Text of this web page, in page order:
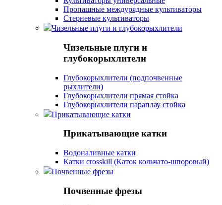
Пропашные междурядные культиваторы
Стерневые культиваторы
Чизельные плуги и глубокорыхлители
Чизельные плуги и
глубокорыхлители
Глубокорыхлители (подпочвенные
рыхлители)
Глубокорыхлители прямая стойка
Глубокорыхлители параплау стойка
Прикатывающие катки
Прикатывающие катки
Водоналивные катки
Катки crosskill (Каток кольчато-шпоровый)
Почвенные фрезы
Почвенные фрезы